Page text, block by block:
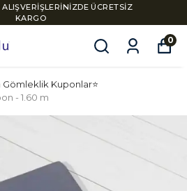
ÜCRETSİZ
KARGO
0
Gömleklik Kuponlar⭐
- 1.60 m